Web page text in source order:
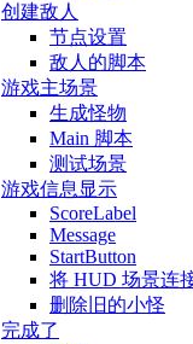
创建敌人
节点设置
敌人的脚本
游戏主场景
生成怪物
Main 脚本
测试场景
游戏信息显示
ScoreLabel
Message
StartButton
将 HUD 场景连
删除旧的小怪
完成了